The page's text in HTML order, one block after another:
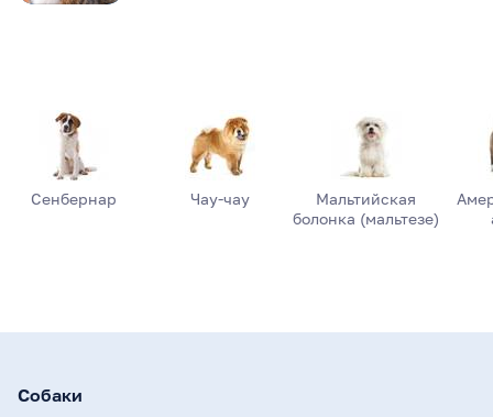
Сенбернар Чау-чау
Мальтийская
болонка (мальтезе)
Собаки